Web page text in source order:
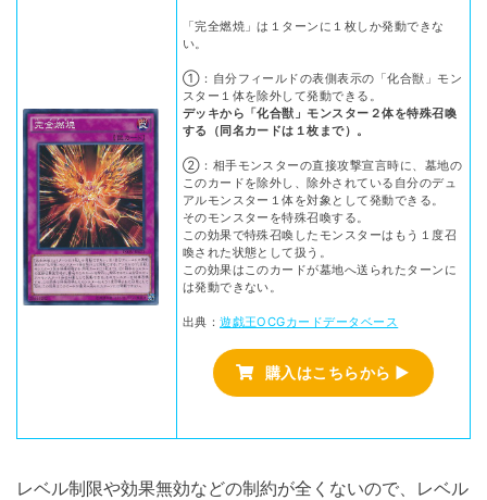
「完全燃焼」は１ターンに１枚しか発動できな
い。
①：自分フィールドの表側表示の「化合獣」モン
スター１体を除外して発動できる。
デッキから「化合獣」モンスター２体を特殊召喚
する（同名カードは１枚まで）。
②：相手モンスターの直接攻撃宣言時に、墓地の
このカードを除外し、除外されている自分のデュ
アルモンスター１体を対象として発動できる。
そのモンスターを特殊召喚する。
この効果で特殊召喚したモンスターはもう１度召
喚された状態として扱う。
この効果はこのカードが墓地へ送られたターンに
は発動できない。
出典：遊戯王OCGカードデータベース
購入はこちらから ▶
レベル制限や効果無効などの制約が全くないので、レベル